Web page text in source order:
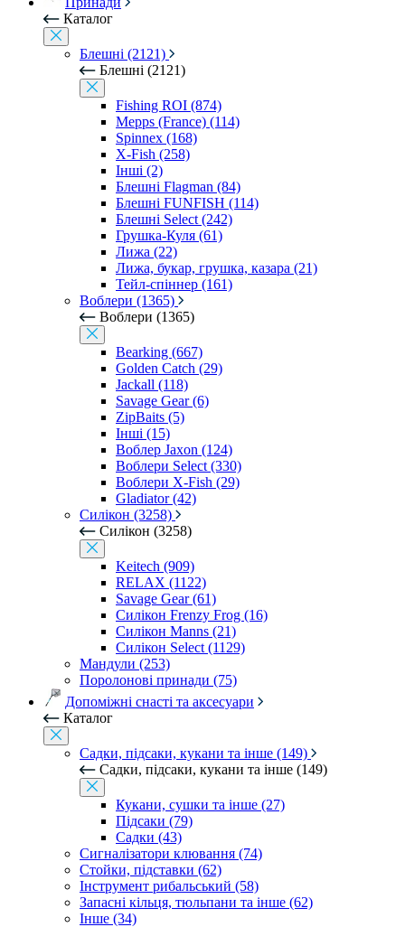
Каталог
Блешні (2121)
Блешні (2121)
Fishing ROI (874)
Mepps (France) (114)
Spinnex (168)
X-Fish (258)
Інші (2)
Блешні Flagman (84)
Блешні FUNFISH (114)
Блешні Select (242)
Грушка-Куля (61)
Лижа (22)
Лижа, букар, грушка, казара (21)
Тейл-спіннер (161)
Воблери (1365)
Воблери (1365)
Bearking (667)
Golden Catch (29)
Jackall (118)
Savage Gear (6)
ZipBaits (5)
Інші (15)
Воблер Jaxon (124)
Воблери Select (330)
Воблери X-Fish (29)
Gladiator (42)
Силікон (3258)
Силікон (3258)
Keitech (909)
RELAX (1122)
Savage Gear (61)
Силікон Frenzy Frog (16)
Силікон Manns (21)
Силікон Select (1129)
Мандули (253)
Поролонові принади (75)
Допоміжні снасті та аксесуари
Каталог
Садки, підсаки, кукани та інше (149)
Садки, підсаки, кукани та інше (149)
Кукани, сушки та інше (27)
Підсаки (79)
Садки (43)
Сигналізатори клювання (74)
Стойки, підставки (62)
Інструмент рибальський (58)
Запасні кільця, тюльпани та інше (62)
Інше (34)